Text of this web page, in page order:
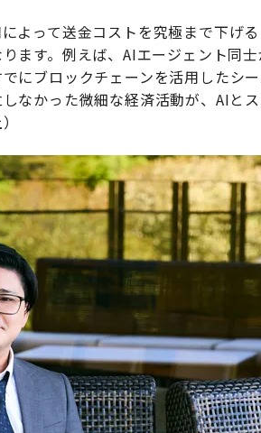
によって送金コストを究極まで下げ
ます。例えば、AIエージェント同
にブロックチェーンを活用したシ
なかった微細な経済活動が、AIと